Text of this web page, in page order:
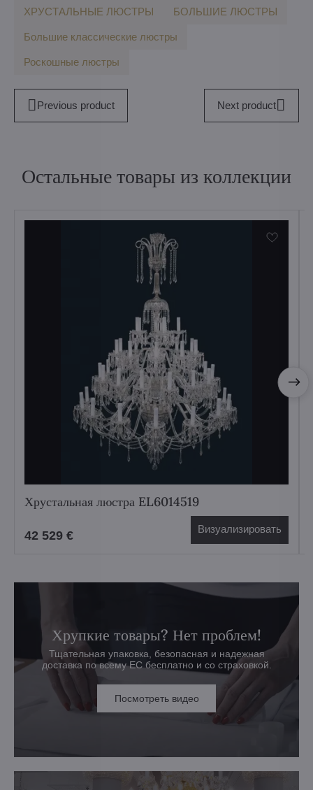
ХРУСТАЛЬНЫЕ ЛЮСТРЫ БOЛЬШИE ЛЮСТРЫ
Большие классические люстры
Роскошные люстры
Previous product Next product
Остальные товары из коллекции
Хрустальная люстра EL6014519
42 529 € Визуализировать
Хрупкие товары? Нет проблем!
Тщательная упаковка, безопасная и надежная
доставка по всему ЕС бесплатно и со страховкой.
Посмотреть видео